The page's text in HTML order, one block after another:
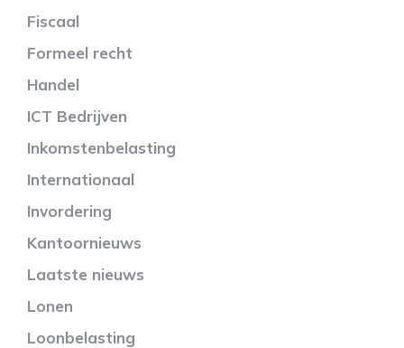
Fiscaal
Formeel recht
Handel
ICT Bedrijven
Inkomstenbelasting
Internationaal
Invordering
Kantoornieuws
Laatste nieuws
Lonen
Loonbelasting